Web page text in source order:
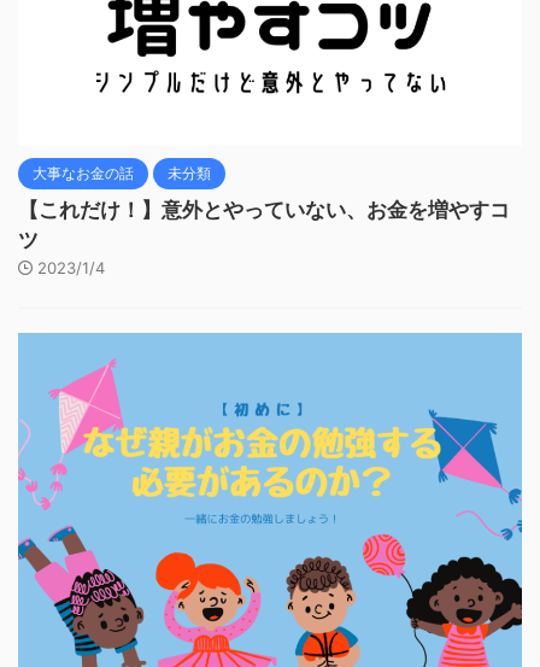
大事なお金の話 未分類
【これだけ！】意外とやっていない、お金を増やすコ
ツ
2023/1/4